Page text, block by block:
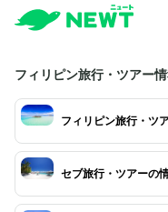
フィリピン旅行・ツアー
フィリピン旅行・ツ
セブ旅行・ツアーの